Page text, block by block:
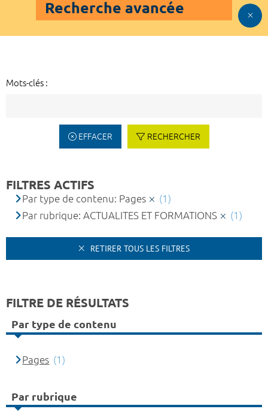
Recherche avancée
Mots-clés :
EFFACER RECHERCHER
FILTRES ACTIFS
Par type de contenu: Pages
(1)
Par rubrique: ACTUALITES ET FORMATIONS
(1)
RETIRER TOUS LES FILTRES
FILTRE DE RÉSULTATS
Par type de contenu
Pages (1)
Par rubrique